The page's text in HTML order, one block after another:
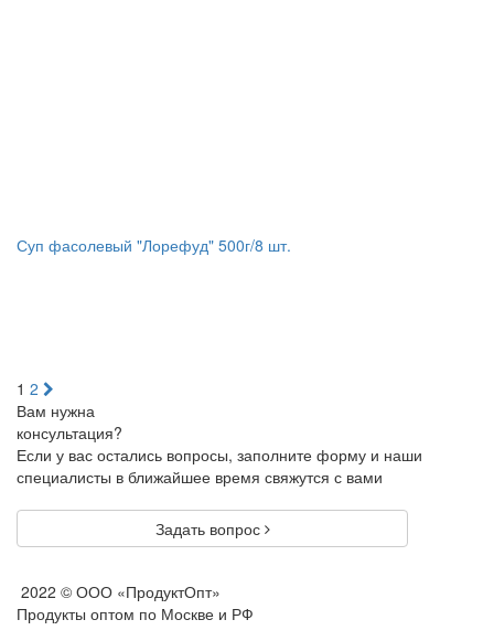
Суп фасолевый "Лорефуд" 500г/8 шт.
1 2
Вам нужна
консультация?
Если у вас остались вопросы, заполните форму и наши
специалисты в ближайшее время свяжутся с вами
Задать вопрос
2022 © ООО «ПродуктОпт»
Продукты оптом по Москве и РФ